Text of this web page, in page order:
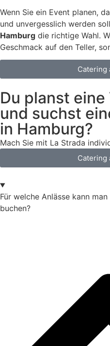
Wenn Sie ein Event planen,
und unvergesslich werden
Hamburg die richtige Wahl.
Geschmack auf den Teller,
Catering
Du planst
und suchst
in Hamburg?
Mach Sie mit La Strada
Catering
Für welche Anlässe kann
buchen?